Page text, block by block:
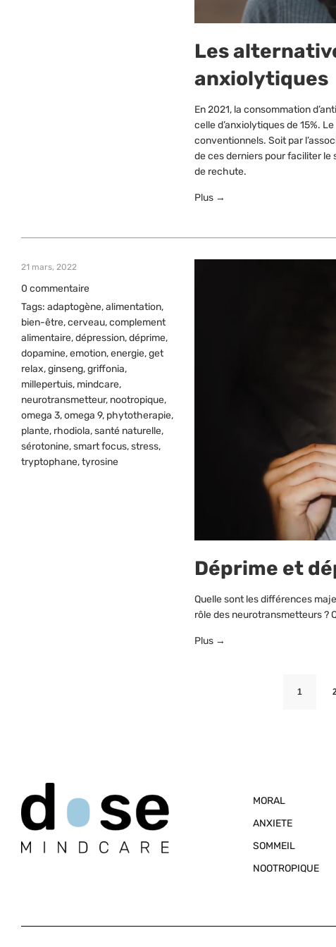
Les
anxiolytiques
En 2021, la consommation
celle d’anxiolytiques de 15%.
conventionnels. Soit par
de ces derniers pour faciliter le
de rechute.
Plus →
21 mars, 2022
0 commentaire
Tags: adaptogène,alimentation,
bien-être,cerveau,complement
alimentaire,dépression,déprime,
dopamine,emotion,energie,get
relax,ginseng,griffonia,
millepertuis, mindcare,
neurotransmetteur, nootropique,
omega 3,omega 9, phytotherapie,
plante, rhodiola,santé naturelle,
sérotonine,smart focus,stress,
tryptophane,tyrosine
Déprime et
Quelle sont les différences
rôle des neurotransmetteurs ?
Plus →
1
MORAL
ANXIETE
SOMMEIL
NOOTROPIQUE